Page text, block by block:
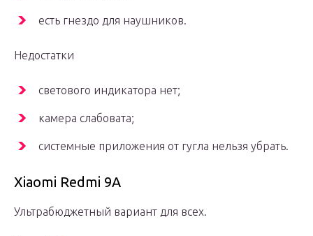
есть гнездо для наушников.
Недостатки
светового индикатора нет;
камера слабовата;
системные приложения от гугла нельзя убрать.
Xiaomi Redmi 9A
Ультрабюджетный вариант для всех.